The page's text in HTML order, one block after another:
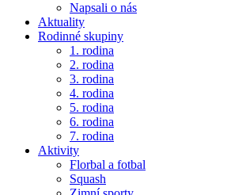
Napsali o nás
Aktuality
Rodinné skupiny
1. rodina
2. rodina
3. rodina
4. rodina
5. rodina
6. rodina
7. rodina
Aktivity
Florbal a fotbal
Squash